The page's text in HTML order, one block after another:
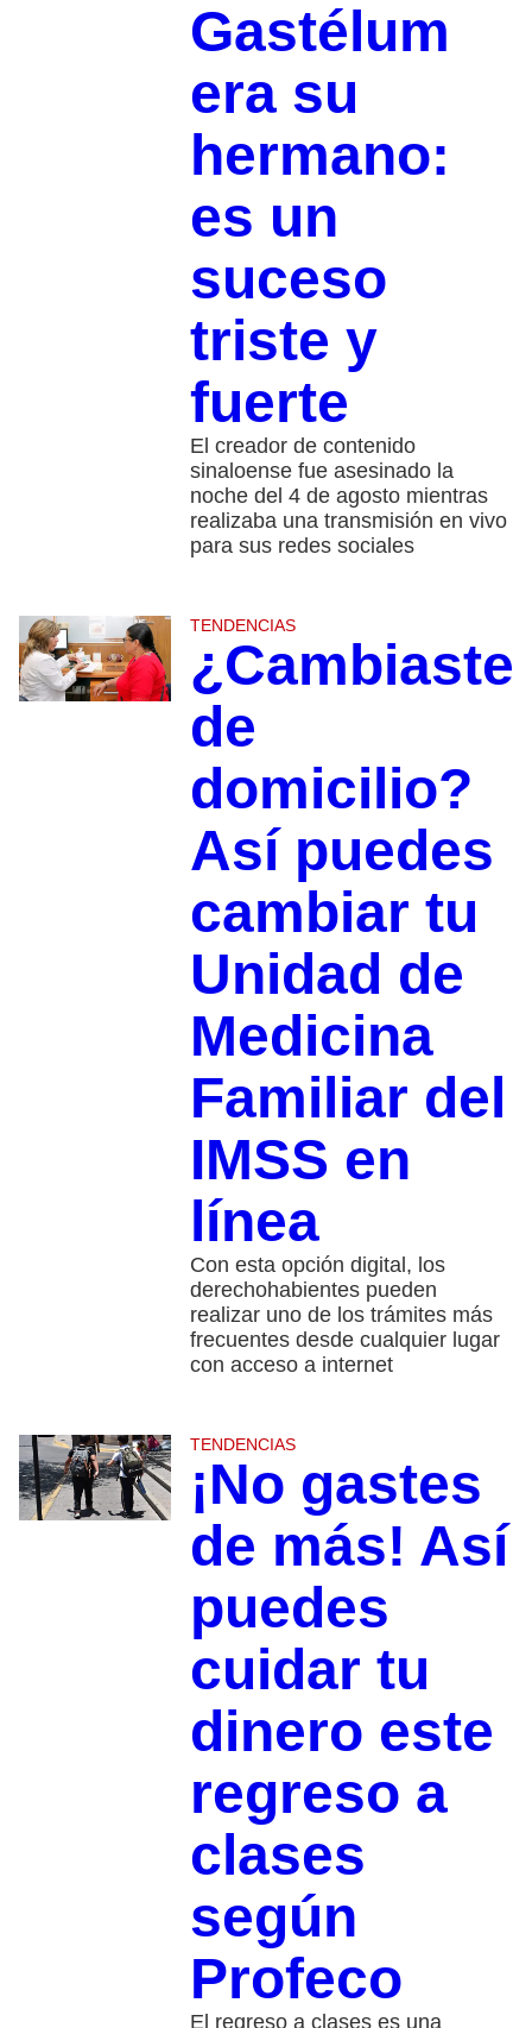
Gastélum
era su
hermano:
es un
suceso
triste y
fuerte
El creador de contenido
sinaloense fue asesinado la
noche del 4 de agosto mientras
realizaba una transmisión en vivo
para sus redes sociales
TENDENCIAS
¿Cambiaste
de
domicilio?
Así puedes
cambiar tu
Unidad de
Medicina
Familiar del
IMSS en
línea
Con esta opción digital, los
derechohabientes pueden
realizar uno de los trámites más
frecuentes desde cualquier lugar
con acceso a internet
TENDENCIAS
¡No gastes
de más! Así
puedes
cuidar tu
dinero este
regreso a
clases
según
Profeco
El regreso a clases es una